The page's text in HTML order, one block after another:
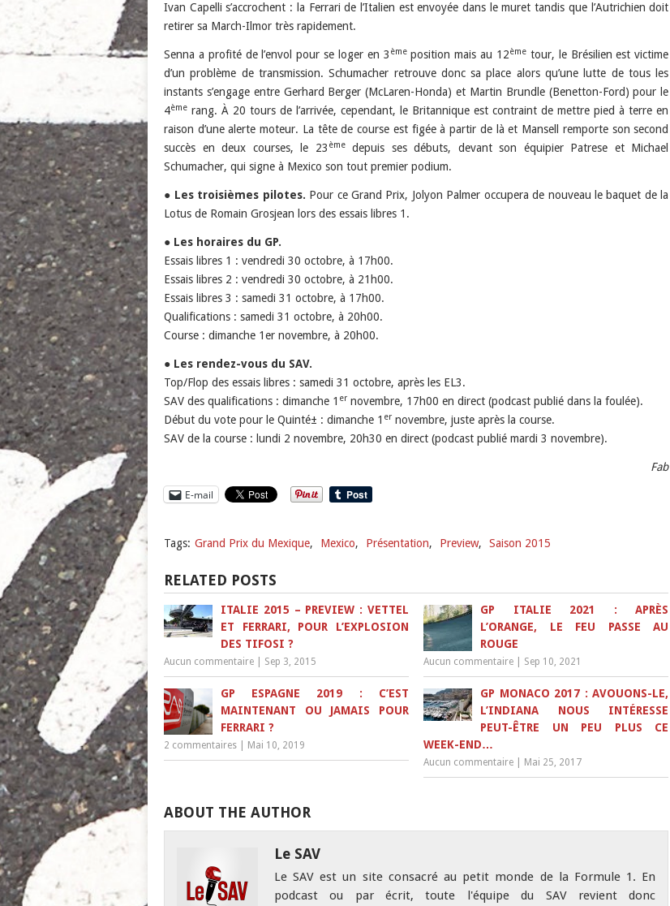
Ivan Capelli s’accrochent : la Ferrari de l’Italien est envoyée dans le muret tandis que l’Autrichien doit
retirer sa March-Ilmor très rapidement.
Senna a profité de l’envol pour se loger en 3 èmeposition mais au 12ème tour, le Brésilien est victime
d’un problème de transmission. Schumacher retrouve donc sa place alors qu’une lutte de tous les
instants s’engage entre Gerhard Berger (McLaren-Honda) et Martin Brundle (Benetton-Ford) pour le
4ème rang. À 20 tours de l’arrivée, cependant, le Britannique est contraint de mettre pied à terre en
raison d’une alerte moteur. La tête de course est figée à partir de là et Mansell remporte son second
succès en deux courses, le 23 èmedepuis ses débuts, devant son équipier Patrese et Michael
Schumacher, qui signe à Mexico son tout premier podium.
● Les troisièmes pilotes. Pour ce Grand Prix, Jolyon Palmer occupera de nouveau le baquet de la
Lotus de Romain Grosjean lors des essais libres 1.
● Les horaires du GP.
Essais libres 1 : vendredi 30 octobre, à 17h00.
Essais libres 2 : vendredi 30 octobre, à 21h00.
Essais libres 3 : samedi 31 octobre, à 17h00.
Qualifications : samedi 31 octobre, à 20h00.
Course : dimanche 1er novembre, à 20h00.
● Les rendez-vous du SAV.
Top/Flop des essais libres : samedi 31 octobre, après les EL3.
SAV des qualifications : dimanche 1 er novembre, 17h00 en direct (podcast publié dans la foulée).
Début du vote pour le Quinté± : dimanche 1 er novembre, juste après la course.
SAV de la course : lundi 2 novembre, 20h30 en direct (podcast publié mardi 3 novembre).
Fab
E-mail
Tags: Grand Prix du Mexique, Mexico, Présentation, Preview, Saison 2015
RELATED POSTS
ITALIE 2015 – PREVIEW : VETTEL
ET FERRARI, POUR L’EXPLOSION
DES TIFOSI ?
Aucun commentaire Sep 3, 2015
GP ITALIE 2021 : APRÈS
L’ORANGE, LE FEU PASSE AU
ROUGE
Aucun commentaire Sep 10, 2021
GP ESPAGNE 2019 : C’EST
MAINTENANT OU JAMAIS POUR
FERRARI ?
2 commentaires Mai 10, 2019
GP MONACO 2017 : AVOUONS-LE,
L’INDIANA NOUS INTÉRESSE
PEUT-ÊTRE UN PEU PLUS CE
WEEK-END…
Aucun commentaire Mai 25, 2017
ABOUT THE AUTHOR
Le SAV
Le SAV est un site consacré au petit monde de la Formule 1. En
podcast ou par écrit, toute l'équipe du SAV revient donc